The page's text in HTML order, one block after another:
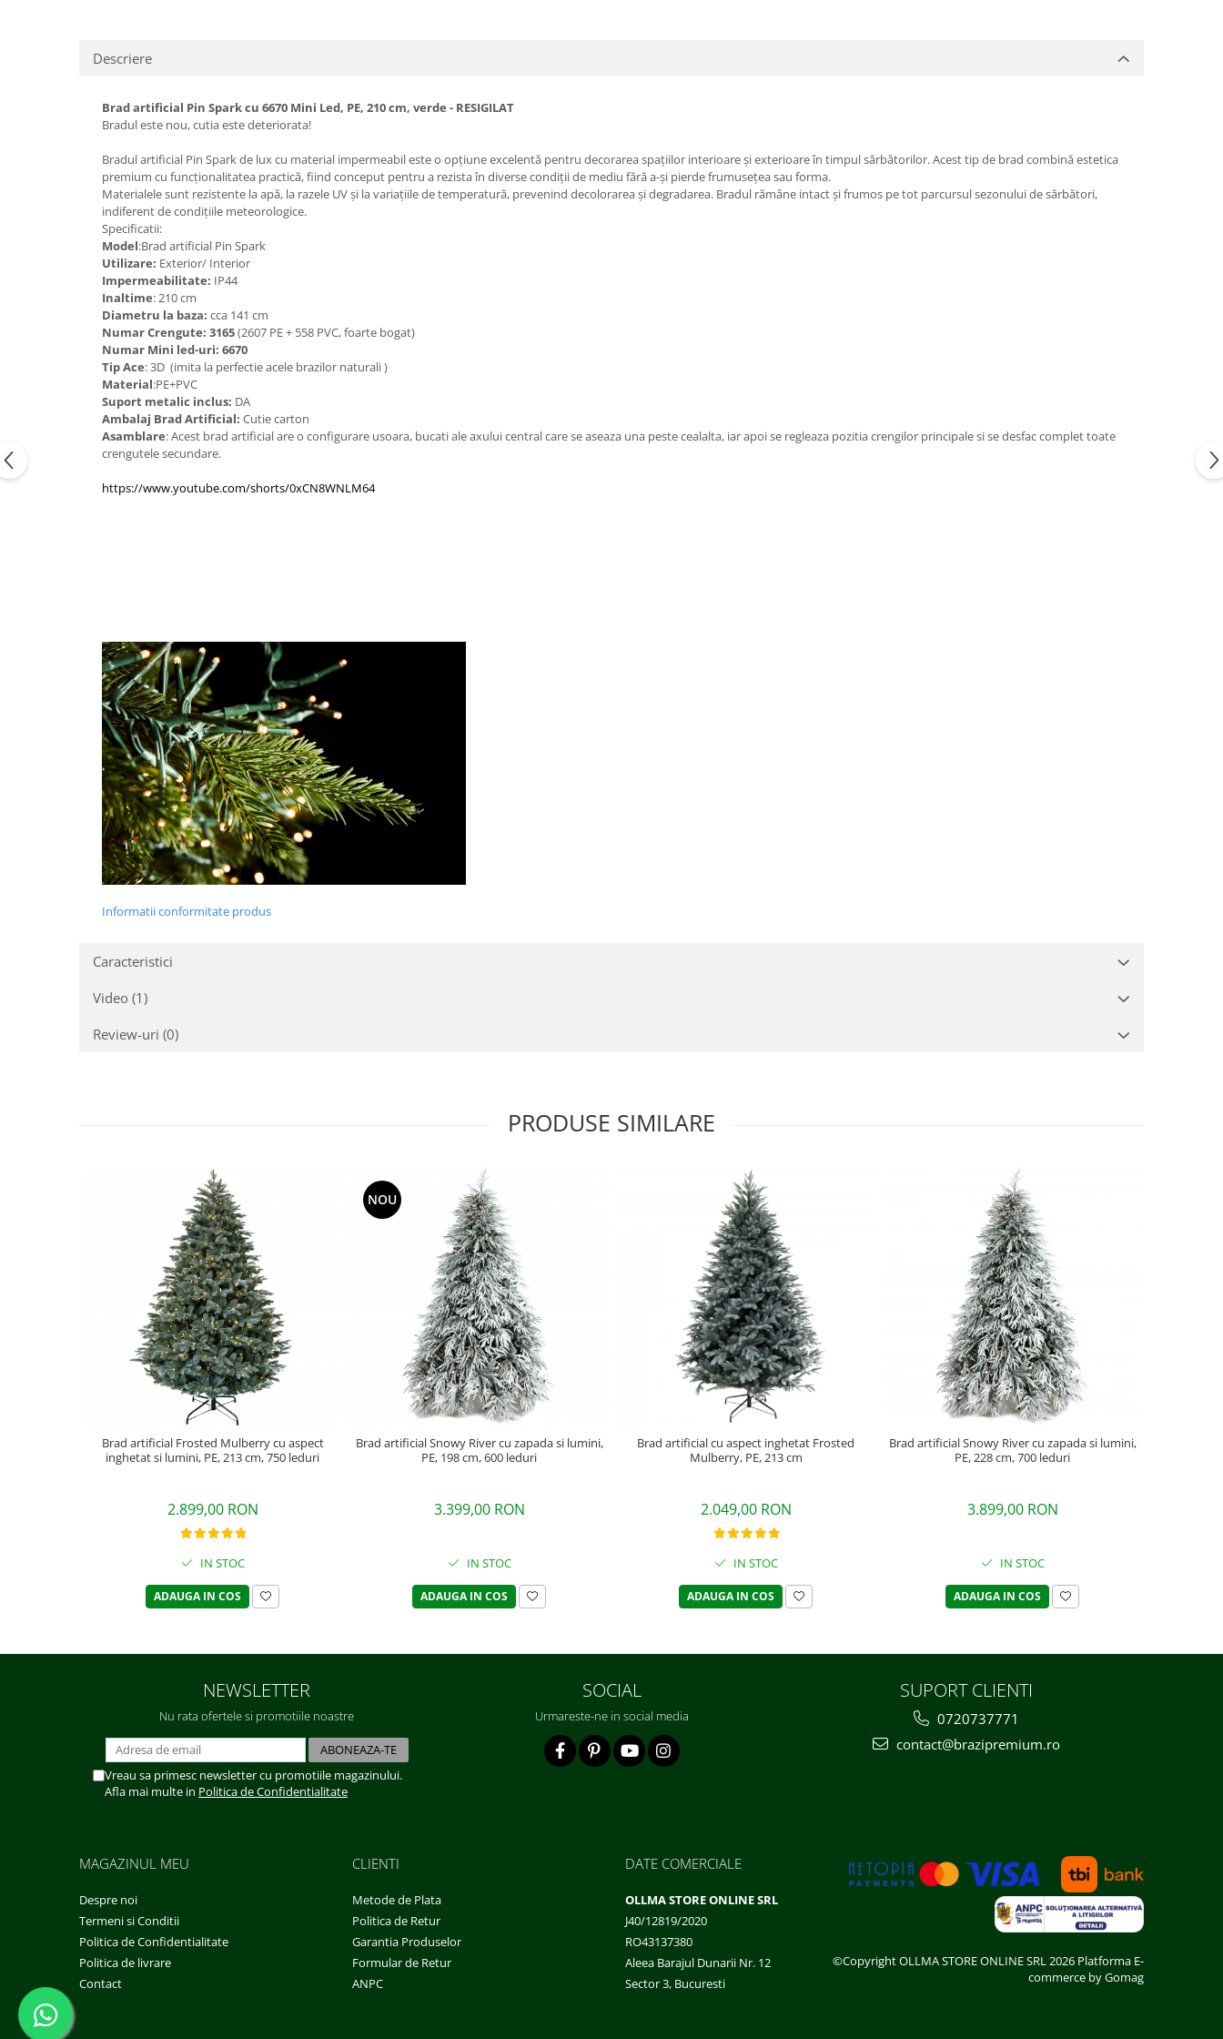
Descriere
Brad artificial Pin Spark cu 6670 Mini Led, PE, 210 cm, verde - RESIGILAT
Bradul este nou, cutia este deteriorata!
Bradul artificial Pin Spark de lux cu material impermeabil este o opțiune excelentă pentru decorarea spațiilor interioare și exterioare în timpul sărbătorilor. Acest tip de brad combină estetica
premium cu funcționalitatea practică, fiind conceput pentru a rezista în diverse condiții de mediu fără a-și pierde frumusețea sau forma.
Materialele sunt rezistente la apă, la razele UV și la variațiile de temperatură, prevenind decolorarea și degradarea. Bradul rămâne intact și frumos pe tot parcursul sezonului de sărbători,
indiferent de condițiile meteorologice.
Specificatii:
Model:Brad artificial Pin Spark
Utilizare: Exterior/ Interior
Impermeabilitate: IP44
Inaltime: 210 cm
Diametru la baza: cca 141 cm
Numar Crengute: 3165(2607 PE + 558 PVC, foarte bogat)
Numar Mini led-uri: 6670
Tip Ace: 3D (imita la perfectie acele brazilor naturali )
Material:PE+PVC
Suport metalic inclus: DA
Ambalaj Brad Artificial: Cutie carton
Asamblare: Acest brad artificial are o configurare usoara, bucati ale axului central care se aseaza una peste cealalta, iar apoi se regleaza pozitia crengilor principale si se desfac complet toate
crengutele secundare.
https://www.youtube.com/shorts/0xCN8WNLM64
Informatii conformitate produs
Caracteristici
Video (1)
Review-uri (0)
PRODUSE SIMILARE
Brad artificial Frosted Mulberry cu aspect
inghetat si lumini, PE, 213 cm, 750 leduri
2.899,00 RON
IN STOC
ADAUGA IN COS
NOU
Brad artificial Snowy River cu zapada si lumini,
PE, 198 cm, 600 leduri
3.399,00 RON
IN STOC
ADAUGA IN COS
Brad artificial cu aspect inghetat Frosted
Mulberry, PE, 213 cm
2.049,00 RON
IN STOC
ADAUGA IN COS
Brad artificial Snowy River cu zapada si lumini,
PE, 228 cm, 700 leduri
3.899,00 RON
IN STOC
ADAUGA IN COS
NEWSLETTER
Nu rata ofertele si promotiile noastre
Vreau sa primesc newsletter cu promotiile magazinului.
Afla mai multe in Politica de Confidentialitate
SOCIAL
Urmareste-ne in social media
SUPORT CLIENTI
0720737771
contact@brazipremium.ro
MAGAZINUL MEU
Despre noi
Termeni si Conditii
Politica de Confidentialitate
Politica de livrare
Contact
CLIENTI
Metode de Plata
Politica de Retur
Garantia Produselor
Formular de Retur
ANPC
DATE COMERCIALE
OLLMA STORE ONLINE SRL
J40/12819/2020
RO43137380
Aleea Barajul Dunarii Nr. 12
Sector 3, Bucuresti
©Copyright OLLMA STORE ONLINE SRL 2026 Platforma E-
commerce by Gomag